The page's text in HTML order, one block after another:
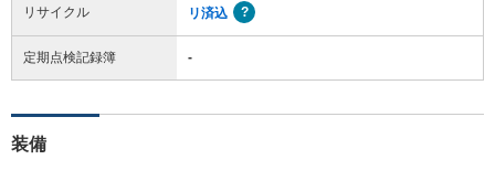
リサイクル リ済込
定期点検記録簿 -
装備